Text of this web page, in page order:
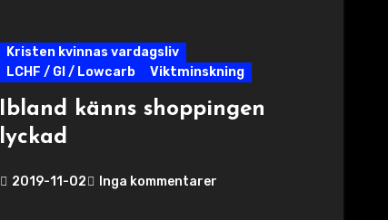
Kristen kvinnas vardagsliv
LCHF / GI / Lowcarb
Viktminskning
Ibland känns shoppingen
lyckad
2019-11-02 Inga kommentarer